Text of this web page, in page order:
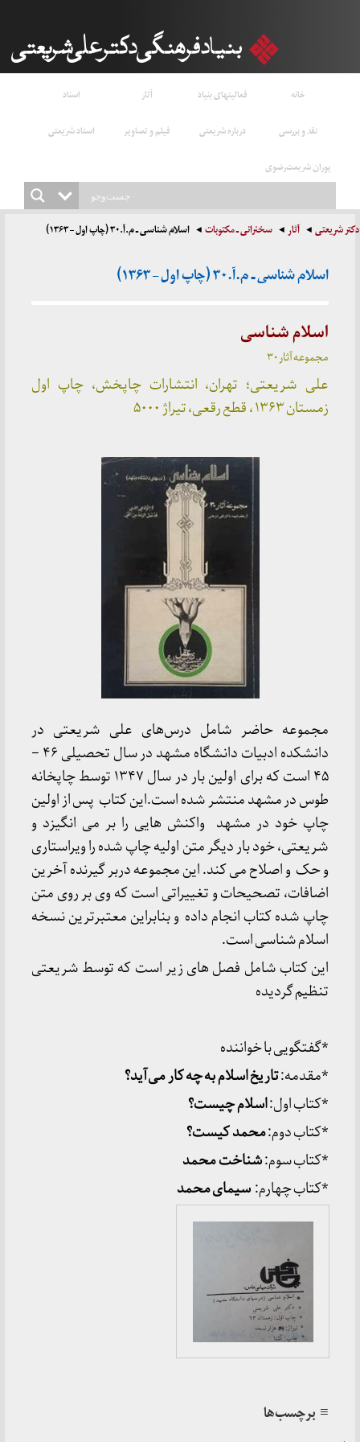
خانه فعالیتهای بنیاد آثار
اسناد
نقد و بررسی
درباره شریعتی فیلم و تصاویر
استاد شریعتی
پوران شریعت‌رضوی
دکتر شریعتی آثار سخنرانی ـ مکتوبات اسلام شناسی ـ م.آ.۳۰ (چاپ اول – ۱۳۶۳)
اسلام شناسی ـ م.آ.۳۰ (چاپ اول – ۱۳۶۳)
اسلام شناسی
مجموعه آثار ۳۰
علی شریعتی؛ تهران، انتشارات چاپخش، چاپ اول
زمستان ۱۳۶۳ ، قطع رقعی، تیراژ ۵۰۰۰
مجموعه حاضر شامل درس‌های علی شریعتی در
دانشکده ادبیات دانشگاه مشهد در سال تحصیلی ۴۶ –
۴۵ است که برای اولین بار در سال ۱۳۴۷ توسط چاپخانه
طوس در مشهد منتشر شده است.این کتاب پس از اولین
چاپ خود در مشهد واکنش هایی را بر می انگیزد و
شریعتی، خود بار دیگر متن اولیه چاپ شده را ویراستاری
و حک و اصلاح می کند. این مجموعه دربر گیرنده آخرین
اضافات، تصحیحات و تغییراتی است که وی بر روی متن
چاپ شده کتاب انجام داده و بنابراین معتبرترین نسخه
اسلام شناسی است.
این کتاب شامل فصل های زیر است که توسط شریعتی
تنظیم گردیده
*گفتگویی با خواننده
*مقدمه:تاریخ اسلام به چه کار می‌آید؟
*کتاب اول:اسلام چیست؟
*کتاب دوم:محمد کیست؟
*کتاب سوم:شناخت محمد
*کتاب چهارم: سیمای محمد
≡ برچسب‌ها